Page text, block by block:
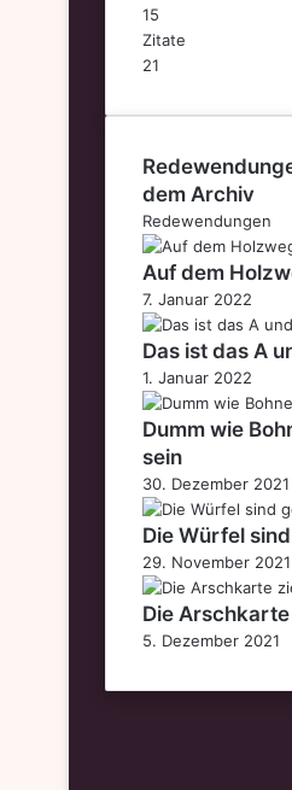
15
Zitate
21
dem Archiv
Redewendungen
Auf dem
7. Januar 2022
Das ist das A
1. Januar 2022
Dumm wie
sein
30. Dezember 2021
Die Würfel
29. November 2021
Die
5. Dezember 2021